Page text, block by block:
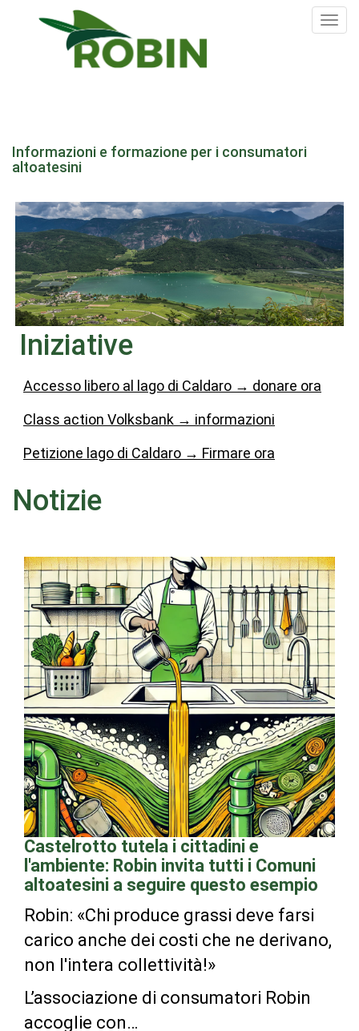
contenuto
Informazioni e formazione per i consumatori
altoatesini
Iniziative
Accesso libero al lago di Caldaro → donare ora
Class action Volksbank → informazioni
Petizione lago di Caldaro → Firmare ora
Notizie
Castelrotto tutela i cittadini e
l'ambiente: Robin invita tutti i Comuni
altoatesini a seguire questo esempio
Robin: «Chi produce grassi deve farsi
carico anche dei costi che ne derivano,
non l'intera collettività!»
L’associazione di consumatori Robin
accoglie con…